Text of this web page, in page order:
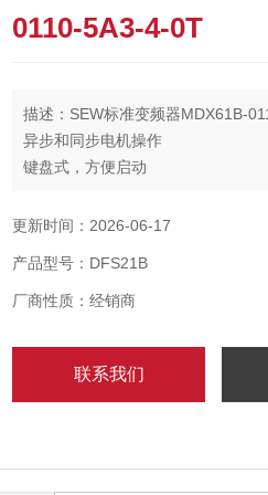
0110-5A3-4-0T
描述：SEW标准变频器MDX61B-
异步和同步电机操作
键盘式，方便启动
更新时间：2026-06-17
产品型号：DFS21B
厂商性质：经销商
联系我们